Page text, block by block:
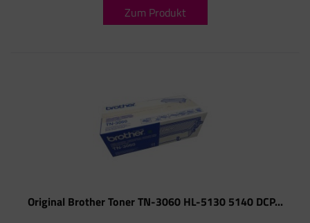
Zum Produkt
Original Brother Toner TN-3060 HL-5130 5140 DCP...